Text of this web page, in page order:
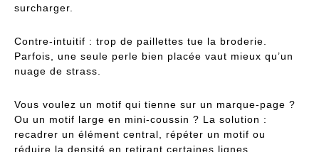
surcharger.
Contre-intuitif : trop de paillettes tue la broderie.
Parfois, une seule perle bien placée vaut mieux qu’un
nuage de strass.
Vous voulez un motif qui tienne sur un marque-page ?
Ou un motif large en mini-coussin ? La solution :
recadrer un élément central, répéter un motif ou
réduire la densité en retirant certaines lignes.